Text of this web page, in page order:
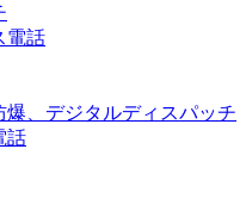
電話
、デジタルディスパッチ
話